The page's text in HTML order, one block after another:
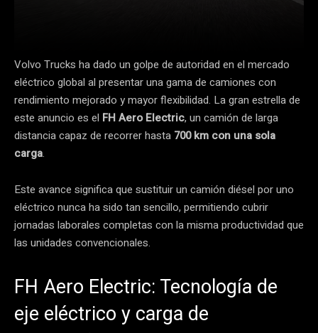
Volvo Trucks ha dado un golpe de autoridad en el mercado
eléctrico global al presentar una gama de camiones con
rendimiento mejorado y mayor flexibilidad. La gran estrella de
este anuncio es el FH Aero Electric, un camión de larga
distancia capaz de recorrer hasta 700 km con una sola
carga.
Este avance significa que sustituir un camión diésel por uno
eléctrico nunca ha sido tan sencillo, permitiendo cubrir
jornadas laborales completas con la misma productividad que
las unidades convencionales.
FH Aero Electric: Tecnología de
eje eléctrico y carga de